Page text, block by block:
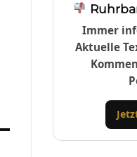
Immer
Aktuelle